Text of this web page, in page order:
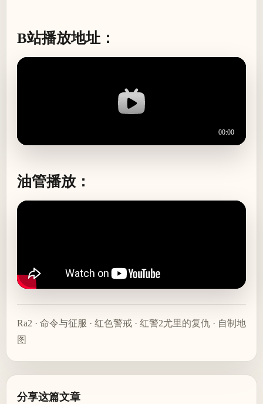
B站播放地址：
油管播放：
Ra2 · 命令与征服 · 红色警戒 · 红警2尤里的复仇 · 自制地
图
分享这篇文章